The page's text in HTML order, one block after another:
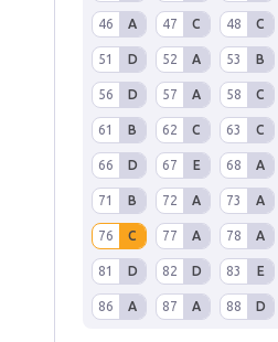
46 A 47 C 48 C
51 D 52 A 53 B
56 D 57 A 58 C
61 B 62 C 63 C
66 D 67 E 68 A
71 B 72 A 73 A
76 C 77 A 78 A
81 D 82 D 83 E
86 A 87 A 88 D